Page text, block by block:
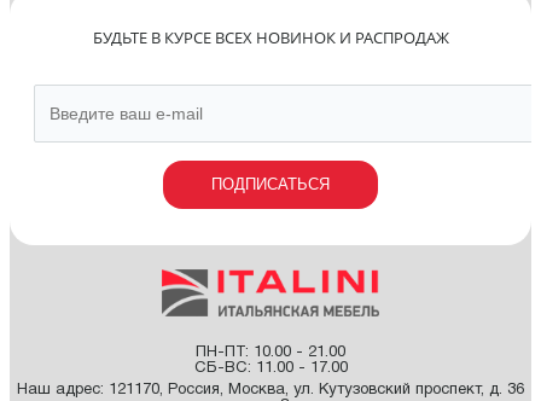
БУДЬТЕ В КУРСЕ ВСЕХ НОВИНОК И РАСПРОДАЖ
ПОДПИСАТЬСЯ
ПН-ПТ: 10.00 - 21.00
СБ-ВС: 11.00 - 17.00
Наш адрес: 121170, Россия, Москва, ул. Кутузовский проспект, д. 36